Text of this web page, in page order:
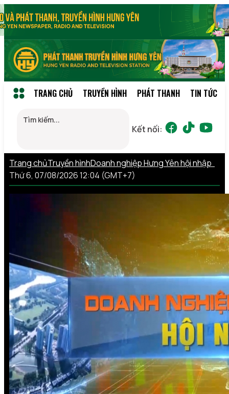
TRANG CHỦ TRUYỀN HÌNH PHÁT THANH TIN TỨC
Kết nối:
Trang chủTruyền hìnhDoanh nghiệp Hưng Yên hội nhập
Thứ 6, 07/08/2026 12:04 (GMT+7)